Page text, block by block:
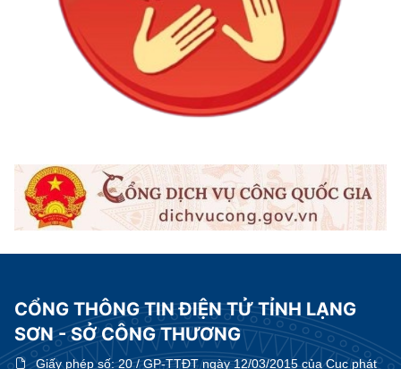
CỔNG THÔNG TIN ĐIỆN TỬ TỈNH LẠNG
SƠN - SỞ CÔNG THƯƠNG
Giấy phép số:20 / GP-TTĐT ngày 12/03/2015 của Cục phát